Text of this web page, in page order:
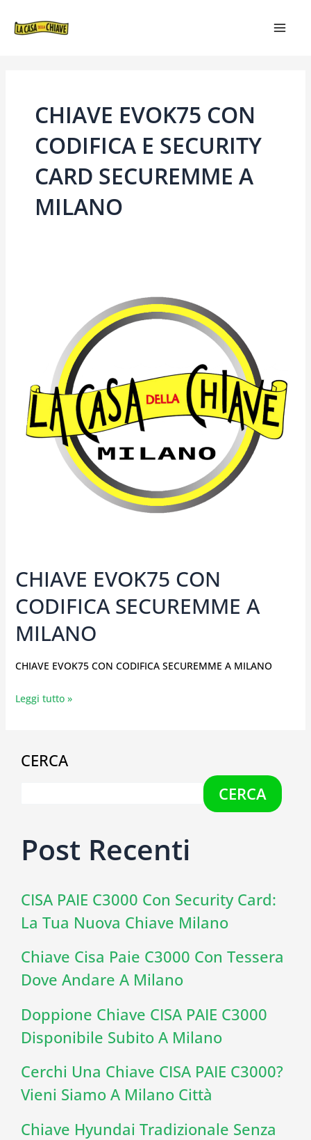
CHIAVE EVOK75 CON
CODIFICA E SECURITY
CARD SECUREMME A
MILANO
CHIAVE EVOK75 CON
CODIFICA SECUREMME A
MILANO
CHIAVE EVOK75 CON CODIFICA SECUREMME A MILANO
SECUREMME
MILANO
Leggi tutto »
CERCA
CERCA
Post Recenti
CISA PAIE C3000 Con Security Card:
La Tua Nuova Chiave Milano
Chiave Cisa Paie C3000 Con Tessera
Dove Andare A Milano
Doppione Chiave CISA PAIE C3000
Disponibile Subito A Milano
Cerchi Una Chiave CISA PAIE C3000?
Vieni Siamo A Milano Città
Chiave Hyundai Tradizionale Senza